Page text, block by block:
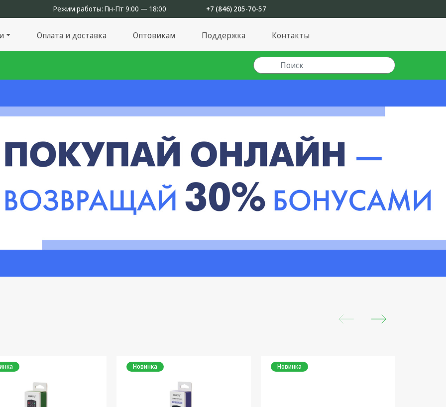
Режим работы: Пн-Пт 9:00 — 18:00 +7 (846) 205-70-57
Оплата и доставка Оптовикам Поддержка Контакты
Новинка Новинка